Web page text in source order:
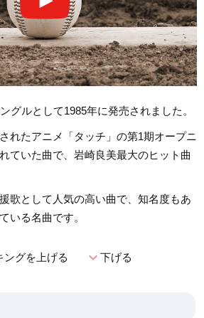
グルとして1985年に発売されました。
れたアニメ「タッチ」の第1期オープニ
ていた曲で、岩崎良美最大のヒット曲
歌として人気の高い曲で、知名度もあ
いる名曲です。
ングを上げる expand_more下げる